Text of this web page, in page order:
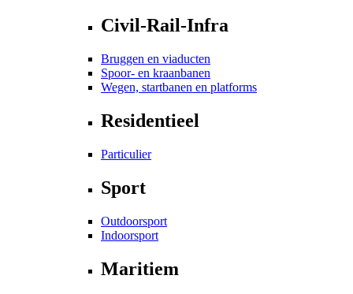
Civil-Rail-Infra
Bruggen en viaducten
Spoor- en kraanbanen
Wegen, startbanen en platforms
Residentieel
Particulier
Sport
Outdoorsport
Indoorsport
Maritiem